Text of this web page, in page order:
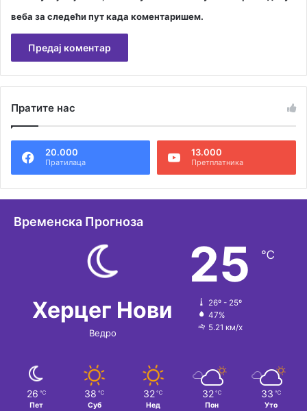
веба за следећи пут када коментаришем.
т
н
т
Пратите нас
20.000
Пратилаца
13.000
Претплатника
Временска Прогноза
Херцег Нови
Ведро
25 ℃
26º - 25º
47%
5.21 км/х
26 ℃
Пет
38 ℃
Суб
32 ℃
Нед
32 ℃
Пон
33 ℃
Уто